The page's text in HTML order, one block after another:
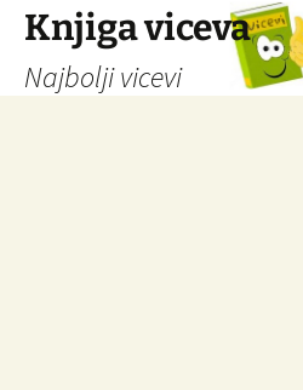
Knjiga viceva
Najbolji vicevi